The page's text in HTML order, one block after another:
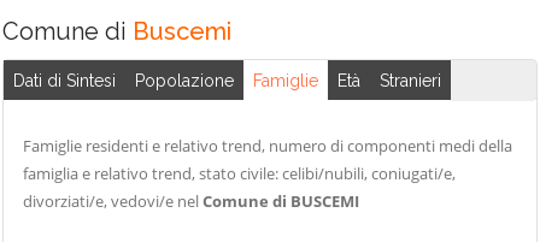
Comune di Buscemi
Dati di Sintesi Popolazione Famiglie Età Stranieri
Famiglie residenti e relativo trend, numero di componenti medi della
famiglia e relativo trend, stato civile: celibi/nubili, coniugati/e,
divorziati/e, vedovi/e nelComune di BUSCEMI